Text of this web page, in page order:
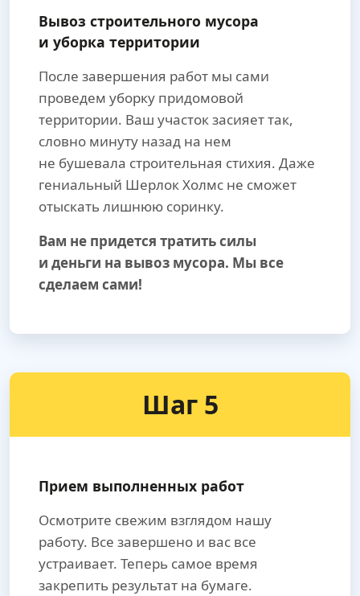
Вывоз строительного мусора
и уборка территории
После завершения работ мы сами
проведем уборку придомовой
территории. Ваш участок засияет так,
словно минуту назад на нем
не бушевала строительная стихия. Даже
гениальный Шерлок Холмс не сможет
отыскать лишнюю соринку.
Вам не придется тратить силы
и деньги на вывоз мусора. Мы все
сделаем сами!
Шаг 5
Прием выполненных работ
Осмотрите свежим взглядом нашу
работу. Все завершено и вас все
устраивает. Теперь самое время
закрепить результат на бумаге.